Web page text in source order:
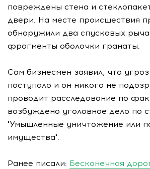
повреждены стена и
двери. На месте происшествия
обнаружили два спусковых
фрагменты оболочки гранаты.
Сам бизнесмен заявил, что
поступало и он никого не
проводит расследование по
возбуждено уголовное дело по
"Умышленные уничтожение или
имущества".
Ранее писали: Бесконечная